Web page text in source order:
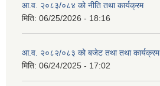
आ.व. २०८३/०८४ को नीति तथा कार्यक्रम
मिति: 06/25/2026 - 18:16
आ.व. २०८२/०८३ को बजेट तथा तथा कार्यक्रम
मिति: 06/24/2025 - 17:02